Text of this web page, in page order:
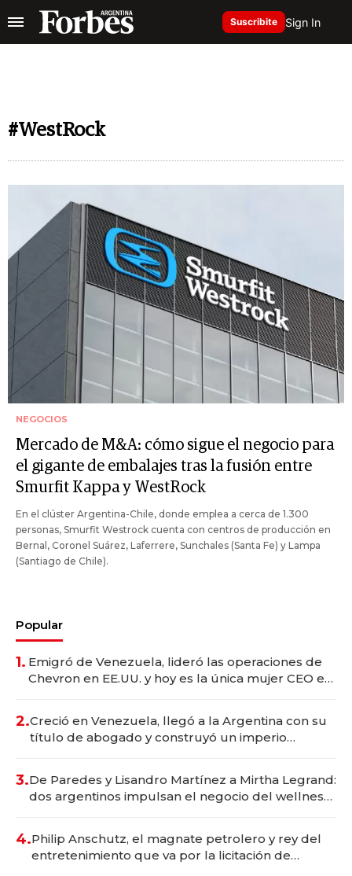
Suscribite Sign In
#WestRock
NEGOCIOS
Mercado de M&A: cómo sigue el negocio para
el gigante de embalajes tras la fusión entre
Smurfit Kappa y WestRock
En el clúster Argentina-Chile, donde emplea a cerca de 1.300
personas, Smurfit Westrock cuenta con centros de producción en
Bernal, Coronel Suárez, Laferrere, Sunchales (Santa Fe) y Lampa
(Santiago de Chile).
Popular
1. Emigró de Venezuela, lideró las operaciones de
Chevron en EE.UU. y hoy es la única mujer CEO en
2.Creció en Venezuela, llegó a la Argentina con su
título de abogado y construyó un imperio
3.De Paredes y Lisandro Martínez a Mirtha Legrand:
dos argentinos impulsan el negocio del wellness
4.Philip Anschutz, el magnate petrolero y rey del
entretenimiento que va por la licitación de